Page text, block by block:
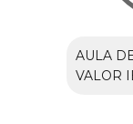
AULA
VALOR